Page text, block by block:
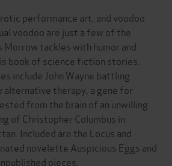
performance art, and voodoo
voodoo are just a few of the
tackles with humor and
book of science fiction stories.
include John Wayne battling
alternative therapy, a gene for
from the brain of an unwilling
of Christopher Columbus in
Included are the Locus and
novelette Auspicious Eggs and